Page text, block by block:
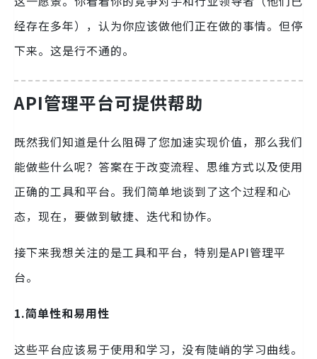
经存在多年），认为你应该做他们正在做的事情。但停
下来。这是行不通的。
API管理平台可提供帮助
既然我们知道是什么阻碍了您加速实现价值，那么我们
能做些什么呢？答案在于改变流程、思维方式以及使用
正确的工具和平台。我们简单地谈到了这个过程和心
态，现在，要做到敏捷、迭代和协作。
接下来我想关注的是工具和平台，特别是API管理平
台。
1.简单性和易用性
这些平台应该易于使用和学习，没有陡峭的学习曲线。